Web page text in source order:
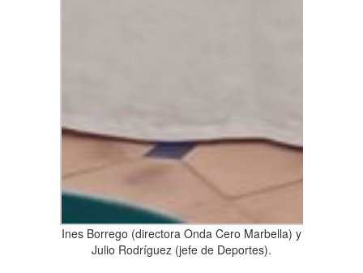
Ines Borrego (directora Onda Cero Marbella) y
Julio Rodríguez (jefe de Deportes).